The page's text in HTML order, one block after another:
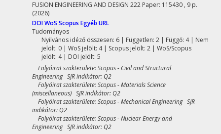
FUSION ENGINEERING AND DESIGN 222 Paper: 115430 , 9 p.
(2026)
DOIWoS Scopus Egyéb URL
Tudományos
Nyilvános idéző összesen: 6| Független: 2 | Függő: 4 | Nem
jelölt: 0 | WoS jelölt: 4 | Scopus jelölt: 2 | WoS/Scopus
jelölt: 4 | DOI jelölt: 5
Folyóirat szakterülete: Scopus - Civil and Structural
Engineering SJR indikátor: Q2
Folyóirat szakterülete: Scopus - Materials Science
(miscellaneous) SJR indikátor: Q2
Folyóirat szakterülete: Scopus - Mechanical Engineering SJR
indikátor: Q2
Folyóirat szakterülete: Scopus - Nuclear Energy and
Engineering SJR indikátor: Q2